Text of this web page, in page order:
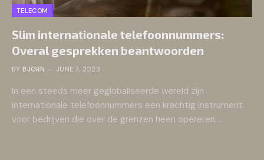
TELECOM
Slim internationale telefoonnummers:
Overal gesprekken beantwoorden
BY BJORN JUNE 7, 2023
In een steeds meer geglobaliseerde wereld zijn
internationale telefoonnummers een krachtig instrument
voor bedrijven die over de grenzen heen opereren.…